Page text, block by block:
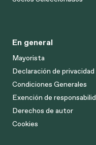
En general
Mayorista
Declaración de privacidad
Condiciones Generales
Exención de
Derechos de autor
Cookies